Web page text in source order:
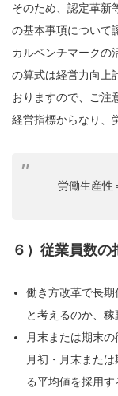
そのため、認定革新
の基本事項について
カルベンチマークの
の算式は経営力向上
おりますので、ご注
経営指標からなり、
労働生産性
６）従業員数
働き方改革で長
と考えるのか、稼
月末または期末
月初・月末また
る平均値を採用す